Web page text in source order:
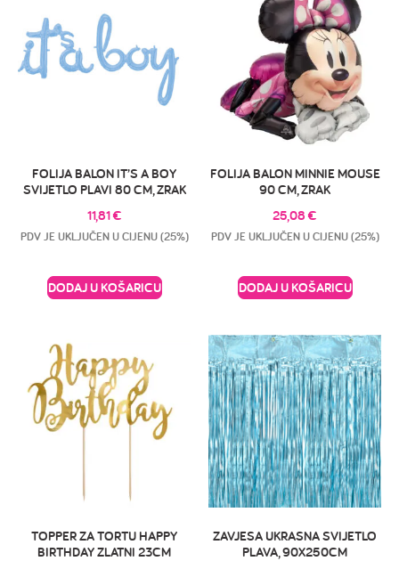
FOLIJA BALON IT’S A BOY
SVIJETLO PLAVI 80 CM, ZRAK
11,81€
PDV JE UKLJUČEN U CIJENU (25%)
DODAJ U KOŠARICU
FOLIJA BALON MINNIE MOUSE
90 CM, ZRAK
25,08 €
PDV JE UKLJUČEN U CIJENU (25%)
DODAJ U KOŠARICU
TOPPER ZA TORTU HAPPY
BIRTHDAY ZLATNI 23CM
ZAVJESA UKRASNA SVIJETLO
PLAVA, 90X250CM